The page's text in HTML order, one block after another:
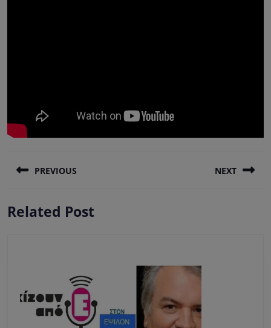
άρθρων
PREVIOUS
post:
NEXT
Related Post